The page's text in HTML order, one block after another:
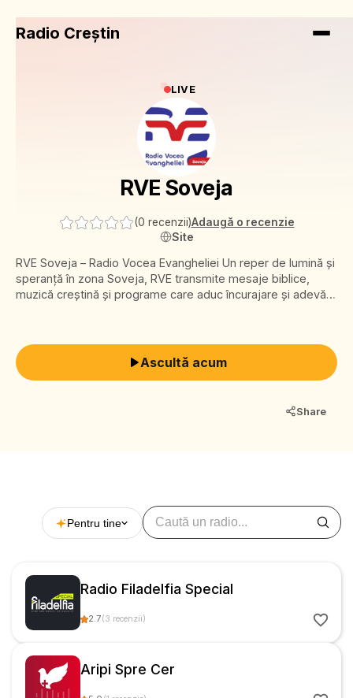
Radio Creștin
LIVE
RVE Soveja
(0 recenzii)Adaugă o recenzie
Site
RVE Soveja – Radio Vocea Evangheliei Un reper de lumină și
speranță în zona Soveja, RVE transmite mesaje biblice,
muzică creștină și programe care aduc încurajare și adevăr.
Ascultă acum
Share
Pentru tine
Radio Filadelfia Special
2.7(3 recenzii)
Aripi Spre Cer